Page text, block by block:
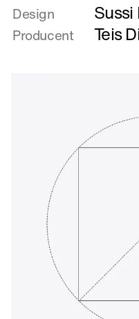
om
Untitled
Design
Producent Teis